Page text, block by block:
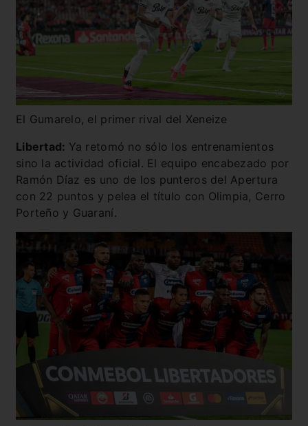
El Gumarelo, el primer rival del Xeneize
Libertad: Ya retomó no sólo los entrenamientos
sino la actividad oficial. El equipo encabezado por
Ramón Díaz es uno de los punteros del Apertura
con 22 puntos y pelea el título con Olimpia, Cerro
Porteño y Guaraní.